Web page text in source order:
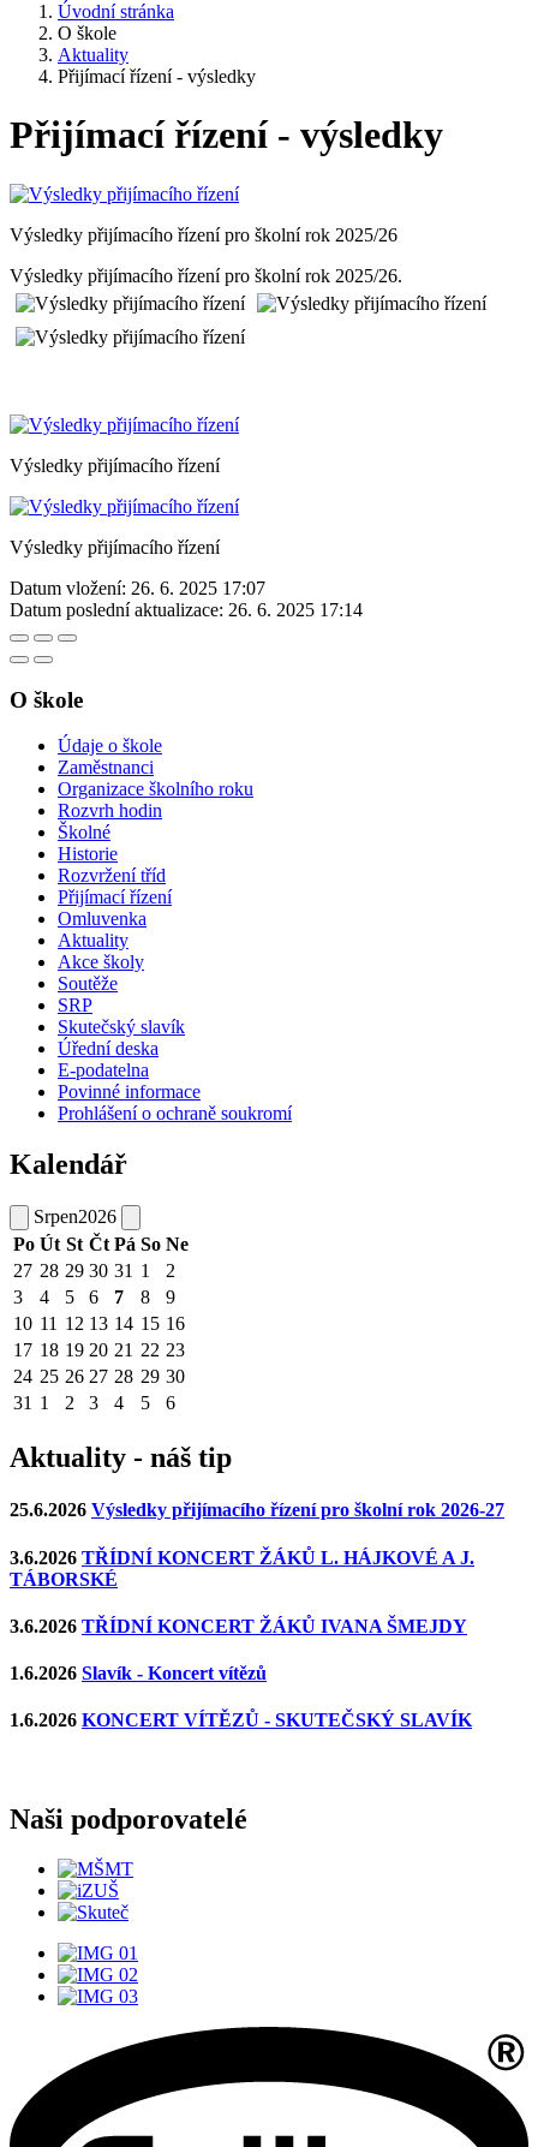
Úvodní stránka
O škole
Aktuality
Přijímací řízení - výsledky
Přijímací řízení - výsledky
Výsledky přijímacího řízení pro školní rok 2025/26
Výsledky přijímacího řízení pro školní rok 2025/26.
Výsledky přijímacího řízení
Výsledky přijímacího řízení
Datum vložení: 26. 6. 2025 17:07
Datum poslední aktualizace: 26. 6. 2025 17:14
O škole
Údaje o škole
Zaměstnanci
Organizace školního roku
Rozvrh hodin
Školné
Historie
Rozvržení tříd
Přijímací řízení
Omluvenka
Aktuality
Akce školy
Soutěže
SRP
Skutečský slavík
Úřední deska
E-podatelna
Povinné informace
Prohlášení o ochraně soukromí
Kalendář
Srpen2026
Po Út St Čt Pá So Ne
27 28 29 30 31 1
2
3
4 5 6 7 8
9
10 11 12 13 14 15 16
17 18 19 20 21 22 23
24 25 26 27 28 29 30
31 1 2 3 4 5 6
Aktuality - náš tip
25.6.2026 Výsledky přijímacího řízení pro školní rok 2026-27
3.6.2026 TŘÍDNÍ KONCERT ŽÁKŮ L. HÁJKOVÉ A J.
TÁBORSKÉ
3.6.2026 TŘÍDNÍ KONCERT ŽÁKŮ IVANA ŠMEJDY
1.6.2026 Slavík - Koncert vítězů
1.6.2026 KONCERT VÍTĚZŮ - SKUTEČSKÝ SLAVÍK
Naši podporovatelé